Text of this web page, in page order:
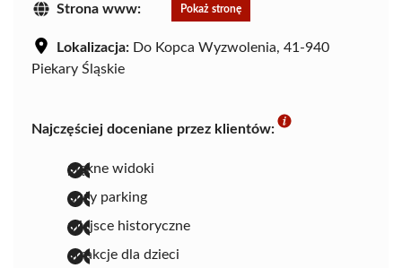
Strona www: Pokaż stronę
Lokalizacja: Do Kopca Wyzwolenia, 41-940
Piekary Śląskie
Najczęściej doceniane przez klientów:
piękne widoki
duży parking
miejsce historyczne
atrakcje dla dzieci